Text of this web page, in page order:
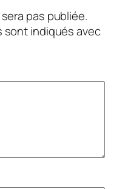
pas publiée.
sont indiqués avec